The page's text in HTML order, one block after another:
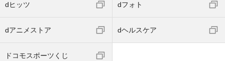
dヒッツ dフォト
dアニメストア dヘルスケア
ドコモスポーツくじ